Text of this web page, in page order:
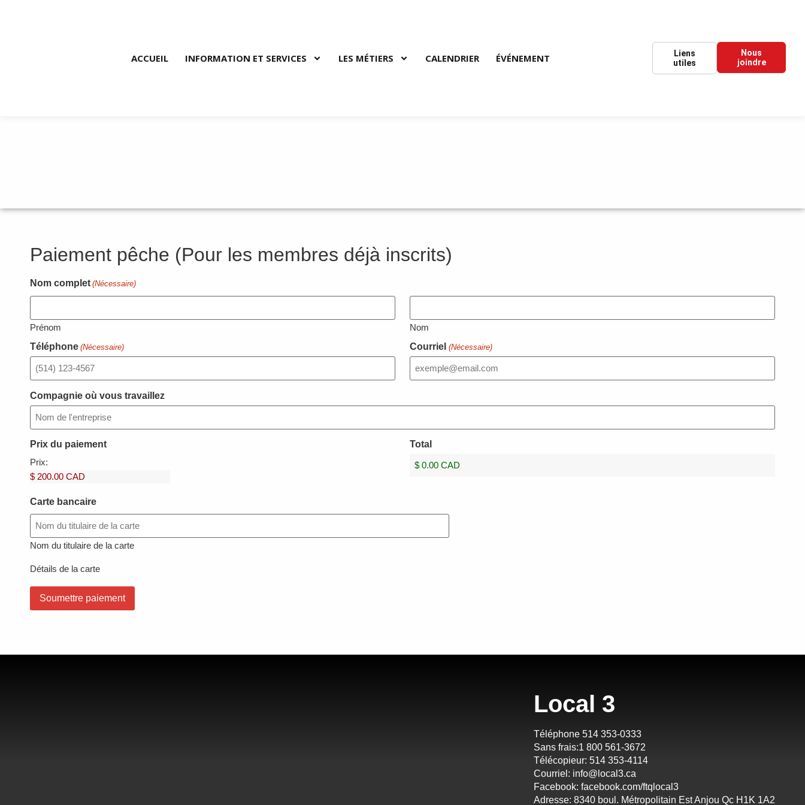
ACCUEIL INFORMATION ET SERVICES LES MÉTIERS CALENDRIER ÉVÉNEMENT
Liens
utiles
Nous
joindre
Paiement pêche (Pour les membres déjà inscrits)
Nom complet (Nécessaire)
Prénom
Nom
Téléphone (Nécessaire) Courriel (Nécessaire)
Compagnie où vous travaillez
Prix du paiement
Prix:
Total
Carte bancaire
Nom du titulaire de la carte
Détails de la carte
Local 3
Téléphone 514 353-0333
Sans frais:1 800 561-3672
Télécopieur: 514 353-4114
Courriel: info@local3.ca
Facebook: facebook.com/ftqlocal3
Adresse: 8340 boul. Métropolitain Est Anjou Qc H1K 1A2